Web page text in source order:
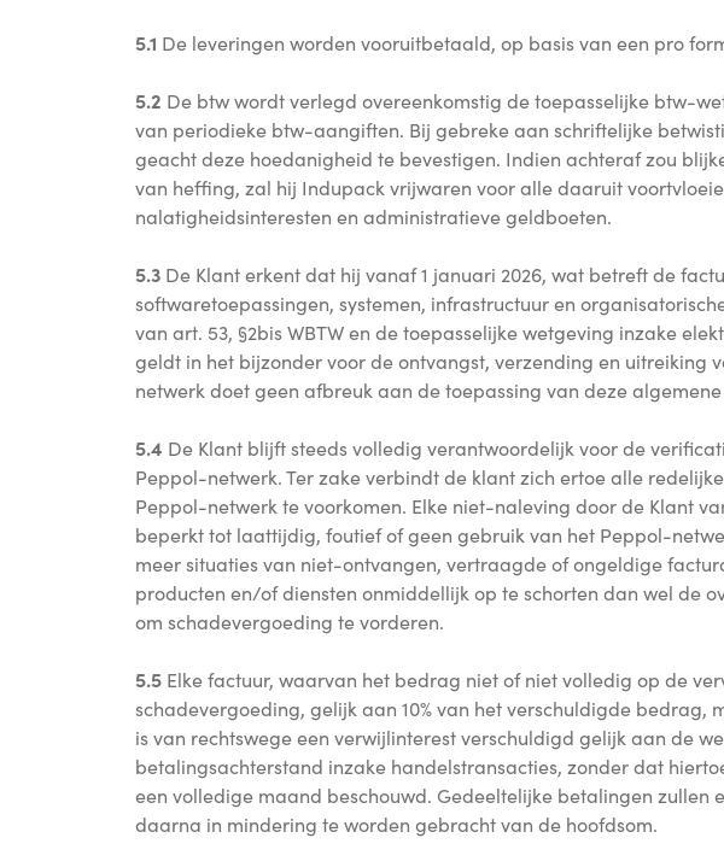
5.1 De leveringen worden vooruitbetaald, op basis van een pro
5.2 De btw wordt verlegd overeenkomstig de toepasselijke btw-
van periodieke btw-aangiften. Bij gebreke aan schriftelijke
geacht deze hoedanigheid te bevestigen. Indien achteraf zou
van heffing, zal hij Indupack vrijwaren voor alle daaruit
nalatigheidsinteresten en administratieve geldboeten.
5.3 De Klant erkent dat hij vanaf 1 januari 2026, wat betreft de
softwaretoepassingen, systemen, infrastructuur en
van art. 53, §2bis WBTW en de toepasselijke wetgeving inzake
geldt in het bijzonder voor de ontvangst, verzending en
netwerk doet geen afbreuk aan de toepassing van deze
5.4 De Klant blijft steeds volledig verantwoordelijk voor de
Peppol-netwerk. Ter zake verbindt de klant zich ertoe alle
Peppol-netwerk te voorkomen. Elke niet-naleving door de Klant
beperkt tot laattijdig, foutief of geen gebruik van het Peppol-
meer situaties van niet-ontvangen, vertraagde of ongeldige
producten en/of diensten onmiddellijk op te schorten dan wel de
om schadevergoeding te vorderen.
5.5 Elke factuur, waarvan het bedrag niet of niet volledig op de
schadevergoeding, gelijk aan 10% van het verschuldigde bedrag,
is van rechtswege een verwijlinterest verschuldigd gelijk aan de
betalingsachterstand inzake handelstransacties, zonder dat
een volledige maand beschouwd. Gedeeltelijke betalingen
daarna in mindering te worden gebracht van de hoofdsom.